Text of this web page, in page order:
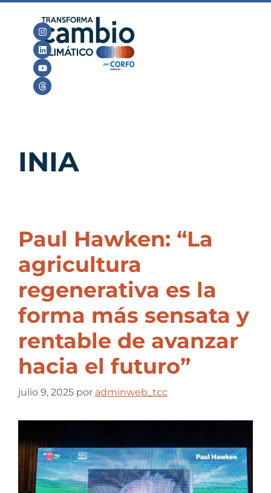
INIA
Paul Hawken: “La
agricultura
regenerativa es la
forma más sensata y
rentable de avanzar
hacia el futuro”
julio 9, 2025 por adminweb_tcc